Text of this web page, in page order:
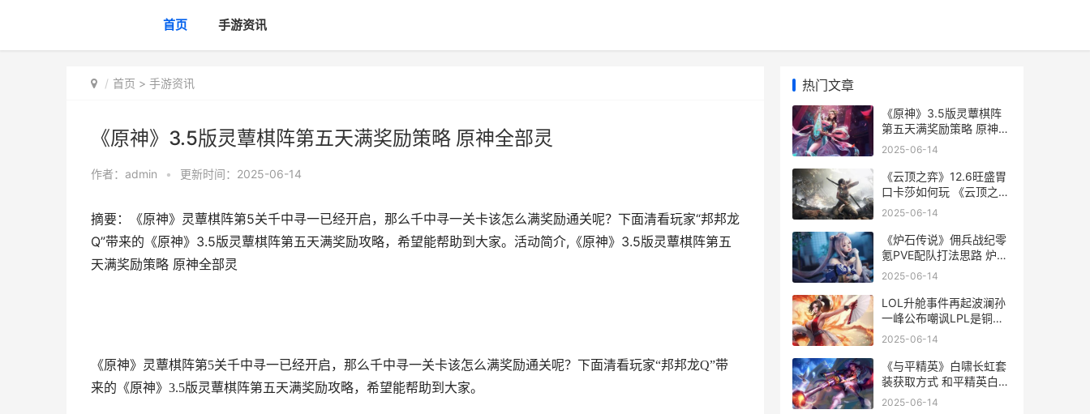
首页 手游资讯
首页 > 手游资讯
《原神》3.5版灵蕈棋阵第五天满奖励策略 原神全部灵
作者： admin • 更新时间：2025-06-14
摘要：《原神》灵蕈棋阵第5关千中寻一已经开启，那么千中寻一关卡该怎么满奖励通关呢？下面清看玩家“邦邦龙
Q”带来的《原神》3.5版灵蕈棋阵第五天满奖励攻略，希望能帮助到大家。活动简介,《原神》3.5版灵蕈棋阵第五
天满奖励策略 原神全部灵
《原神》灵蕈棋阵第5关千中寻一已经开启，那么千中寻一关卡该怎么满奖励通关呢？下面清看玩家“邦邦龙Q”带
来的《原神》3.5版灵蕈棋阵第五天满奖励攻略，希望能帮助到大家。
热门文章
《原神》3.5版灵蕈棋阵
第五天满奖励策略 原神全
部灵
2025-06-14
《云顶之弈》12.6旺盛胃
口卡莎如何玩 《云顶之
弈》双城之战2赛季上线
2025-06-14
《炉石传说》佣兵战纪零
氪PVE配队打法思路 炉石
传说佣兵战纪pve最强阵
2025-06-14
LOL升舱事件再起波澜孙
一峰公布嘲讽LPL是铜牌
赛区[多图] lol升降机玩法
2025-06-14
《与平精英》白啸长虹套
装获取方式 和平精英白菜
简介
2025-06-14